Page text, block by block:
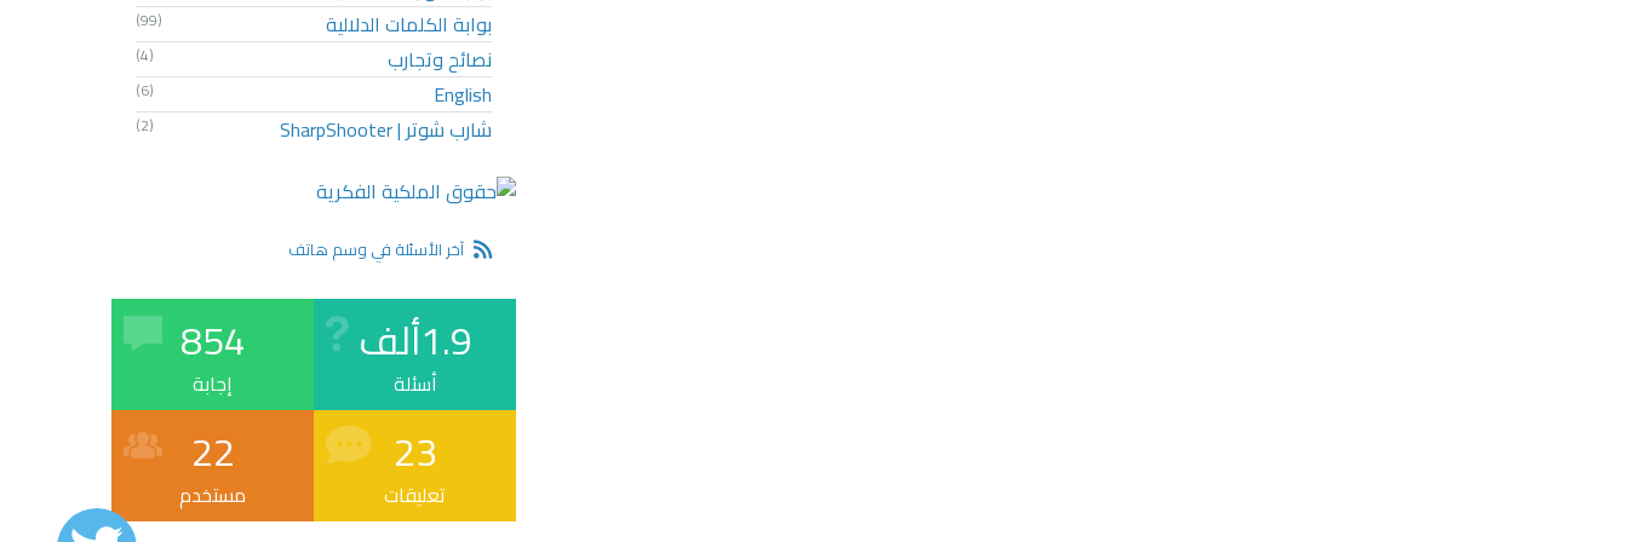
بوابة الكلمات الدلالية (99)
نصائح وتجارب (4)
English
(6)
شارب شوتر | SharpShooter (2)
آخر الأسئلة في وسم هاتف
1.9ألف
أسئلة
854
إجابة
23
تعليقات
22
مستخدم